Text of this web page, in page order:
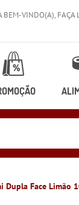
BEM-VINDO(A), FAÇA
Dupla Face Limão